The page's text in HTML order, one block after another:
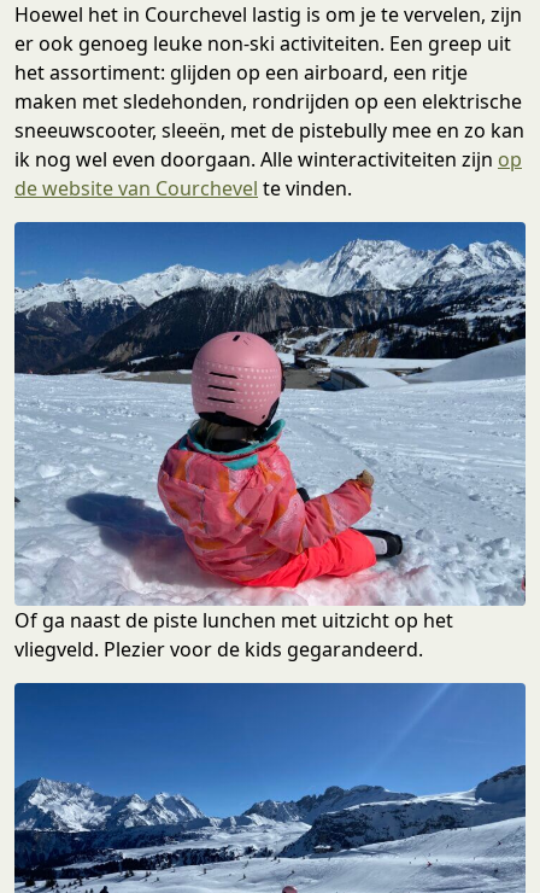
Hoewel het in Courchevel lastig is om je te vervelen, zijn
er ook genoeg leuke non-ski activiteiten. Een greep uit
het assortiment: glijden op een airboard, een ritje
maken met sledehonden, rondrijden op een elektrische
sneeuwscooter, sleeën, met de pistebully mee en zo kan
ik nog wel even doorgaan. Alle winteractiviteiten zijn op
de website van Courchevel te vinden.
Of ga naast de piste lunchen met uitzicht op het
vliegveld. Plezier voor de kids gegarandeerd.